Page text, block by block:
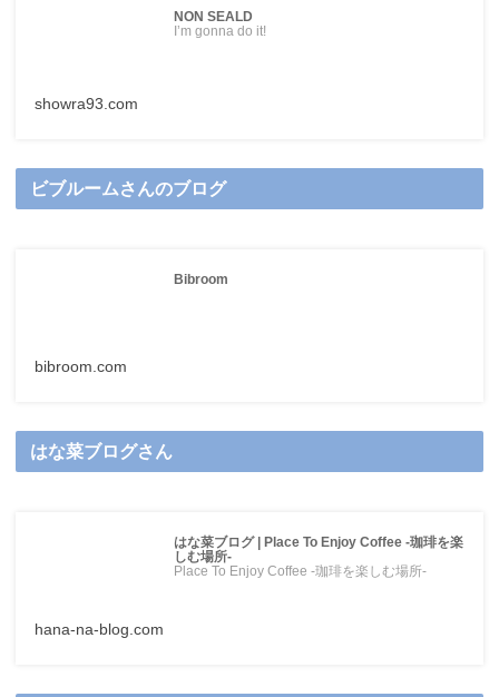
NON SEALD
I’m gonna do it!
showra93.com
ビブルームさんのブログ
Bibroom
bibroom.com
はな菜ブログさん
はな菜ブログ | Place To Enjoy Coffee -珈琲を楽
しむ場所-
Place To Enjoy Coffee -珈琲を楽しむ場所-
hana-na-blog.com